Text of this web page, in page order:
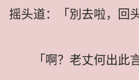
摇头道：「別去啦，回
「啊？老丈何出此